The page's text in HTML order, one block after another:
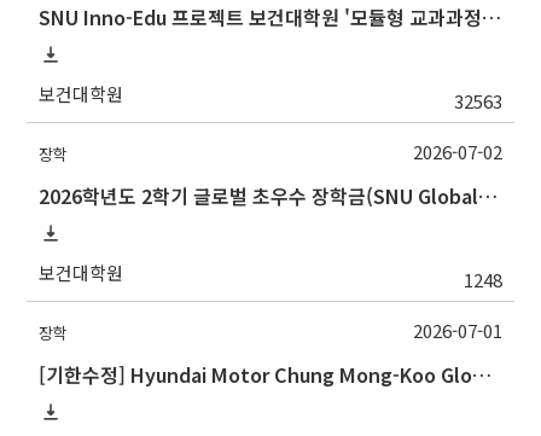
SNU Inno-Edu 프로젝트 보건대학원 '모듈형 교과과정' 안내(revised 2022/2/28)
보건대학원 32563
장학
2026학년도 2학기 글로벌 초우수 장학금(SNU Global Scholarship, GS) 신청 안내
보건대학원 1248
2026-07-02
장학
[기한수정] Hyundai Motor Chung Mong-Koo Global Scholarship for Fall 2026 (2026학년도 2학기 현대차정몽구 글로벌장학사업 신규 선발 안내 )
2026-07-01